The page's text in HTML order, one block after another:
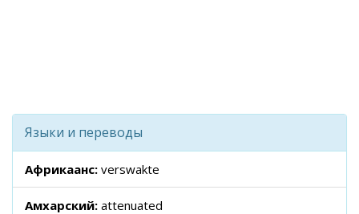
Языки и переводы
Африкаанс: verswakte
Амхарский: attenuated